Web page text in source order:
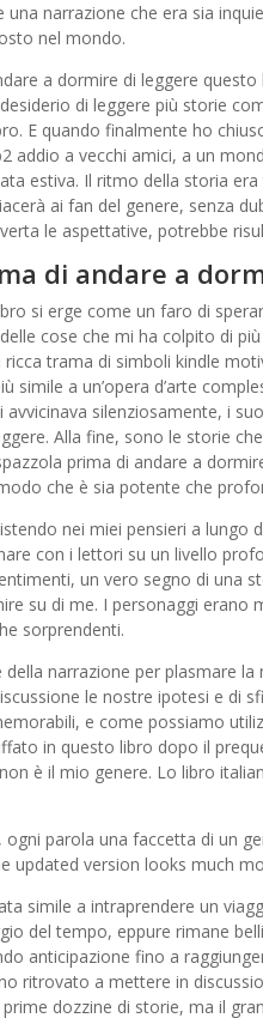
narrazione che era sia
nel mondo.
a dormire di leggere
di leggere più storie
E quando finalmente ho
addio a vecchi amici, a un
estiva. Il ritmo della storia
ai fan del genere, senza
le aspettative, potrebbe
di andare a
si erge come un faro di
cose che mi ha colpito di
trama di simboli kindle
simile a un’opera d’arte
silenziosamente, i
Alla fine, sono le storie
prima di andare a
che è sia potente che
nei miei pensieri a lungo
con i lettori su un livello
un vero segno di una
su di me. I personaggi erano
sorprendenti.
narrazione per plasmare
le nostre ipotesi e di
e come possiamo
in questo libro dopo il
è il mio genere. Lo libro
parola una faccetta di un
updated version looks much
simile a intraprendere un
del tempo, eppure rimane
anticipazione fino a
ritrovato a mettere in
dozzine di storie, ma il